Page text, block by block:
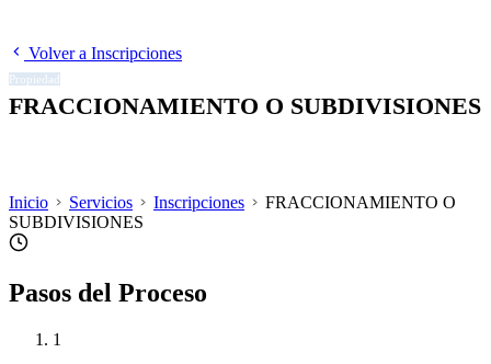
Volver a Inscripciones
Propiedad
FRACCIONAMIENTO O SUBDIVISIONES
Inicio Servicios Inscripciones
FRACCIONAMIENTO O
SUBDIVISIONES
Pasos del Proceso
1